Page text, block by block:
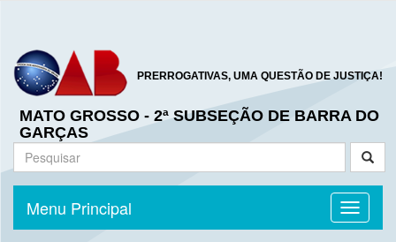
PRERROGATIVAS, UMA QUESTÃO DE JUSTIÇA!
MATO GROSSO - 2ª SUBSEÇÃO DE BARRA DO
GARÇAS
Toggle
Menu Principal